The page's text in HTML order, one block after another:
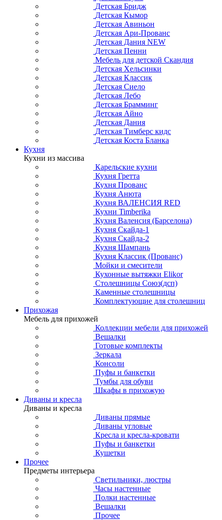
Детская Бридж
Детская Кымор
Детская Авиньон
Детская Ари-Прованс
Детская Дания NEW
Детская Пенни
Мебель для детской Скандия
Детская Хельсинки
Детская Классик
Детская Сиело
Детская Лебо
Детская Брамминг
Детская Айно
Детская Дания
Детская Тимберс кидс
Детская Коста Бланка
Кухня
Кухни из массива
Карельские кухни
Кухня Гретта
Кухня Прованс
Кухня Анюта
Кухня ВАЛЕНСИЯ RED
Кухни Timberika
Кухня Валенсия (Барселона)
Кухня Скайда-1
Кухня Скайда-2
Кухня Шампань
Кухня Классик (Прованс)
Мойки и смесители
Кухонные вытяжки Elikor
Столешницы Союз(дсп)
Каменные столешницы
Комплектующие для столешниц
Прихожая
Мебель для прихожей
Коллекции мебели для прихожей
Вешалки
Готовые комплекты
Зеркала
Консоли
Пуфы и банкетки
Тумбы для обуви
Шкафы в прихожую
Диваны и кресла
Диваны и кресла
Диваны прямые
Диваны угловые
Кресла и кресла-кровати
Пуфы и банкетки
Кушетки
Прочее
Предметы интерьера
Светильники, люстры
Часы настенные
Полки настенные
Вешалки
Прочее